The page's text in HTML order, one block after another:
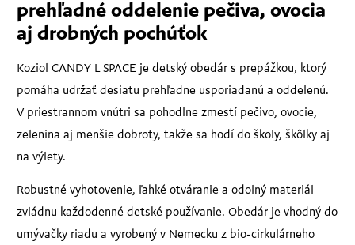
prehľadné oddelenie pečiva, ovocia
aj drobných pochúťok
Koziol CANDY L SPACE je detský obedár s prepážkou, ktorý
pomáha udržať desiatu prehľadne usporiadanú a oddelenú.
V priestrannom vnútri sa pohodlne zmestí pečivo, ovocie,
zelenina aj menšie dobroty, takže sa hodí do školy, škôlky aj
na výlety.
Robustné vyhotovenie, ľahké otváranie a odolný materiál
zvládnu každodenné detské používanie. Obedár je vhodný do
umývačky riadu a vyrobený v Nemecku z bio-cirkulárneho